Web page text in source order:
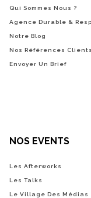
Qui Sommes Nous ?
Agence Durable &
Notre Blog
Nos Références Clients
Envoyer Un Brief
NOS EVENTS
Les Afterworks
Les Talks
Le Village Des Médias